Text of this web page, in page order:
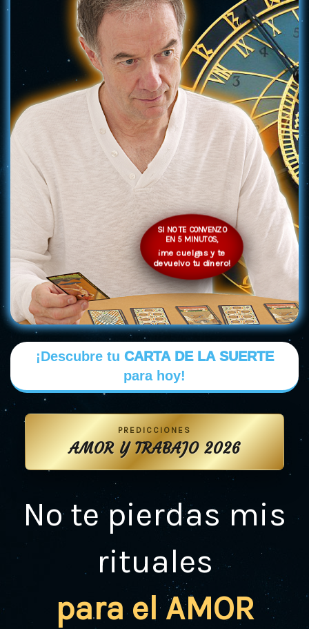
SI NO TE CONVENZO
EN 5 MINUTOS,
¡me cuelgas y te
devuelvo tu dinero!
¡Descubre tu CARTA DE LA SUERTE
para hoy!
PREDICCIONES
AMOR Y TRABAJO 2026
No te pierdas mis
rituales
para el AMOR